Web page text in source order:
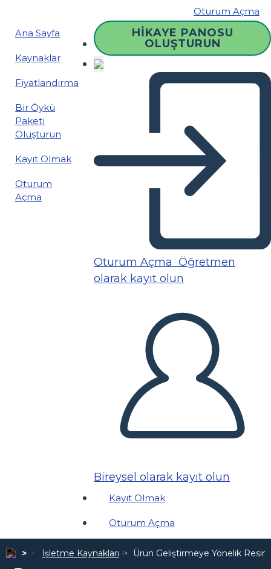
Oturum Açma
Ana Sayfa
Kaynaklar
Fiyatlandırma
Bir Öykü
Paketi
Oluşturun
Kayıt Olmak
Oturum
Açma
HIKAYE PANOSU
OLUŞTURUN
Oturum Açma Öğretmen
olarak kayıt olun
Bireysel olarak kayıt olun
Kayıt Olmak
Oturum Açma
İşletme Kaynakları Ürün Geliştirmeye Yönelik